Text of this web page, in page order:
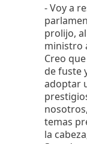
- Voy a
prolijo,
ministro
Creo
de fuste
adoptar
temas
la